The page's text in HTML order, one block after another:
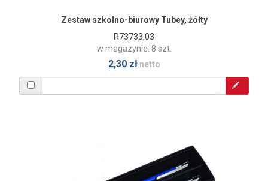
Zestaw szkolno-biurowy Tubey, żółty
R73733.03
w magazynie: 8 szt.
2,30 złnetto